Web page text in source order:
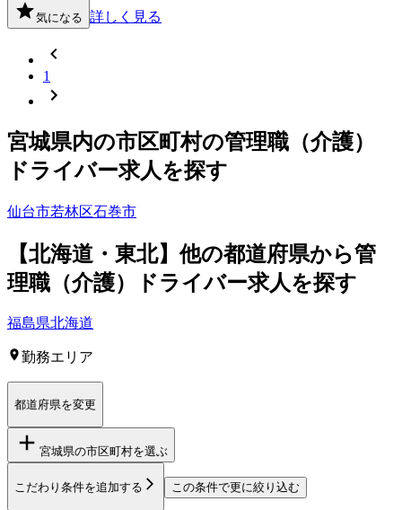
気になる 詳しく見る
1
宮城県内の市区町村の管理職（介護）
ドライバー求人を探す
仙台市若林区石巻市
【北海道・東北】他の都道府県から管
理職（介護）ドライバー求人を探す
福島県北海道
勤務エリア
都道府県を変更
宮城県の市区町村を選ぶ
こだわり条件を追加する この条件で更に絞り込む